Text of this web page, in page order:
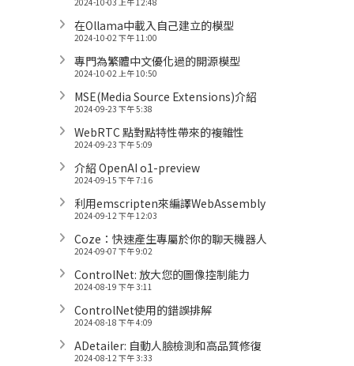
在Ollama中載入自己建立的模型
2024-10-02 下午 11:00
專門為繁體中文優化過的開源模型
2024-10-02 上午 10:50
MSE(Media Source Extensions)介紹
2024-09-23 下午 5:38
WebRTC 點對點特性帶來的複雜性
2024-09-23 下午 5:09
介紹 OpenAI o1-preview
2024-09-15 下午 7:16
利用emscripten來編譯WebAssembly
2024-09-12 下午 12:03
Coze：快速產生專屬於你的聊天機器人
2024-09-07 下午 9:02
ControlNet: 放大您的圖像控制能力
2024-08-19 下午 3:11
ControlNet使用的錯誤排解
2024-08-18 下午 4:09
ADetailer: 自動人臉檢測和高品質修復
2024-08-12 下午 3:33